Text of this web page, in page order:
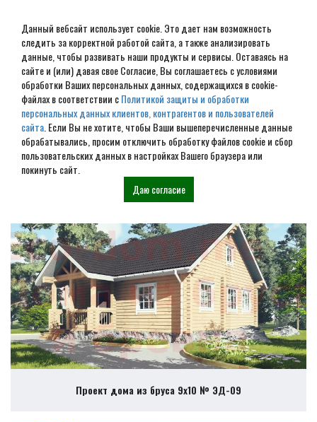
Данный вебсайт использует cookie. Это дает нам возможность
следить за корректной работой сайта, а также анализировать
данные, чтобы развивать наши продукты и сервисы. Оставаясь на
сайте и (или) давая свое Согласие, Вы соглашаетесь с условиями
обработки Ваших персональных данных, содержащихся в cookie-
файлах в соответствии сПолитикой защиты и обработки
персональных данных клиентов, контрагентов и пользователей
сайта . Если Вы не хотите, чтобы Ваши вышеперечисленные данные
обрабатывались, просим отключить обработку файлов cookie и сбор
пользовательских данных в настройках Вашего браузера или
покинуть сайт.
Даю согласие
Дом из бруса под ключ в
Леонтьево
Наши проекты
Проект дома из бруса 9х10 № ЭД-09